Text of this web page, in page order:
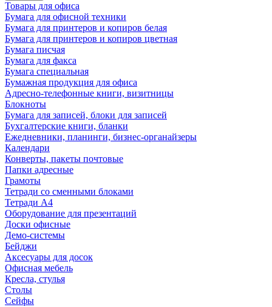
Товары для офиса
Бумага для офисной техники
Бумага для принтеров и копиров белая
Бумага для принтеров и копиров цветная
Бумага писчая
Бумага для факса
Бумага специальная
Бумажная продукция для офиса
Адресно-телефонные книги, визитницы
Блокноты
Бумага для записей, блоки для записей
Бухгалтерские книги, бланки
Ежедневники, планинги, бизнес-органайзеры
Календари
Конверты, пакеты почтовые
Папки адресные
Грамоты
Тетради со сменными блоками
Тетради А4
Оборудование для презентаций
Доски офисные
Демо-системы
Бейджи
Аксесуары для досок
Офисная мебель
Кресла, стулья
Столы
Сейфы